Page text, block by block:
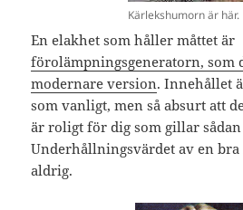
Kärlekshumorn är här.
En elakhet som håller måttet är
förolämpningsgeneratorn, som
modernare version. Innehållet
som vanligt, men så absurt att
är roligt för dig som gillar
Underhållningsvärdet av en
aldrig.